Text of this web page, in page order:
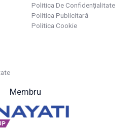
Politica De Confidențialitate
Politica Publicitară
Politica Cookie
Membru